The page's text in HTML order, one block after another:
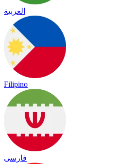
العربية
Filipino
فارسی